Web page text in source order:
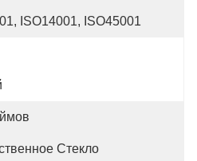
ISO14001, ISO45001
Стекло